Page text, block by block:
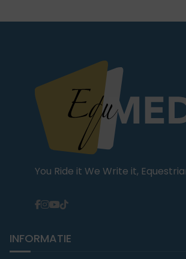
You Ride it We Write it,
INFORMATIE